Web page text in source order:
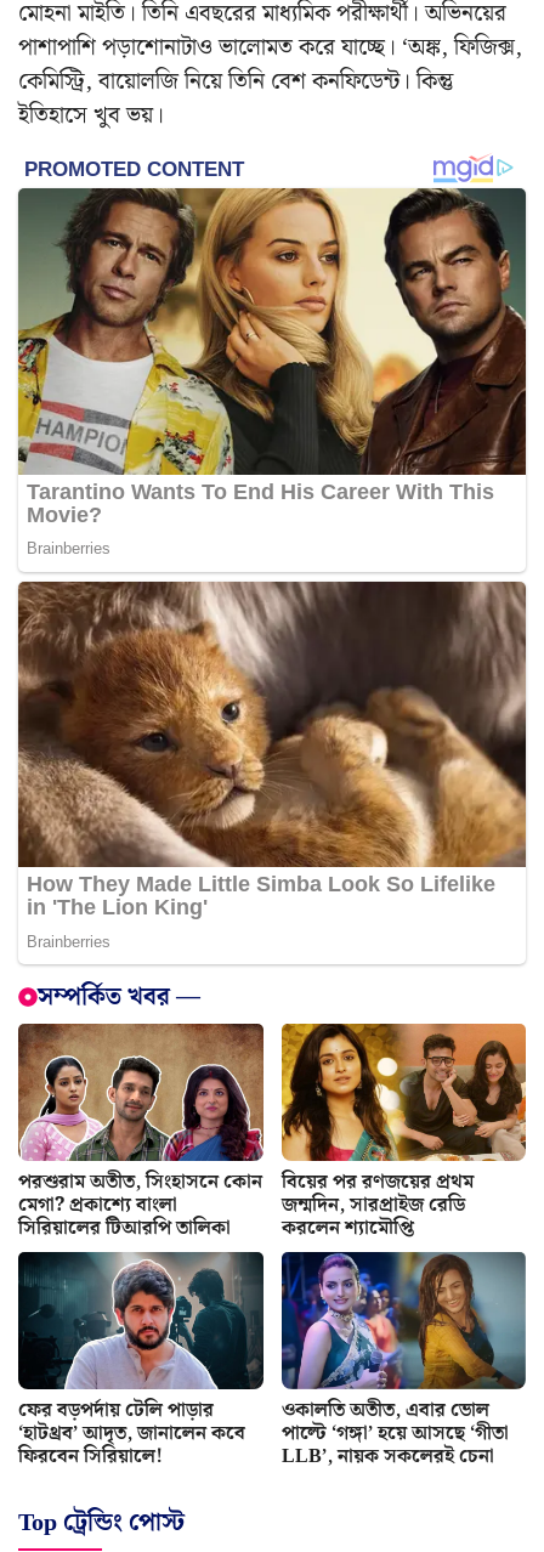
মোহনা মাইতি। তিনি এবছরের মাধ্যমিক পরীক্ষার্থী। অভিনয়ের
পাশাপাশি পড়াশোনাটাও ভালোমত করে যাচ্ছে। ‘অঙ্ক, ফিজিক্স,
কেমিস্ট্রি, বায়োলজি নিয়ে তিনি বেশ কনফিডেন্ট। কিন্তু
ইতিহাসে খুব ভয়।
সম্পর্কিত খবর —
পরশুরাম অতীত, সিংহাসনে কোন
মেগা? প্রকাশ্যে বাংলা
সিরিয়ালের টিআরপি তালিকা
বিয়ের পর রণজয়ের প্রথম
জন্মদিন, সারপ্রাইজ রেডি
করলেন শ্যামৌপ্তি
ফের বড়পর্দায় টেলি পাড়ার
‘হাটথ্রব’ আদৃত, জানালেন কবে
ফিরবেন সিরিয়ালে!
ওকালতি অতীত, এবার ভোল
পাল্টে ‘গঙ্গা’ হয়ে আসছে ‘গীতা
LLB’, নায়ক সকলেরই চেনা
Top ট্রেন্ডিং পোস্ট